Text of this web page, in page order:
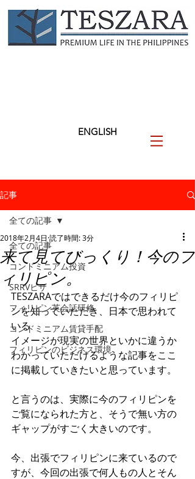
ENGLISH
記事
全ての記事
コンドミニアム投資
SRRVビザ
フィリピン英会話研修
コンドミニアム賃貸手配
フィリピンのビジネス環境
全ての記事
来て見てびっくり！今のフ
ィリピン。
2018年2月4日 読了時間: 3分
TESZARAではできるだけ今のフィリピ
ンを知っていただき、日本で思われて
いる
イメージが現実の世界といかに違うか
わかっていただけるような記事をここ
に掲載していきたいと思っています。
と言うのは、実際に今のフィリピンを
ご覧になられた方と、そうで無い方の
ギャップがすごく大きいのです。
今、出張でフィリピンに来ているので
すが、今回の出張で何人もの人とそん